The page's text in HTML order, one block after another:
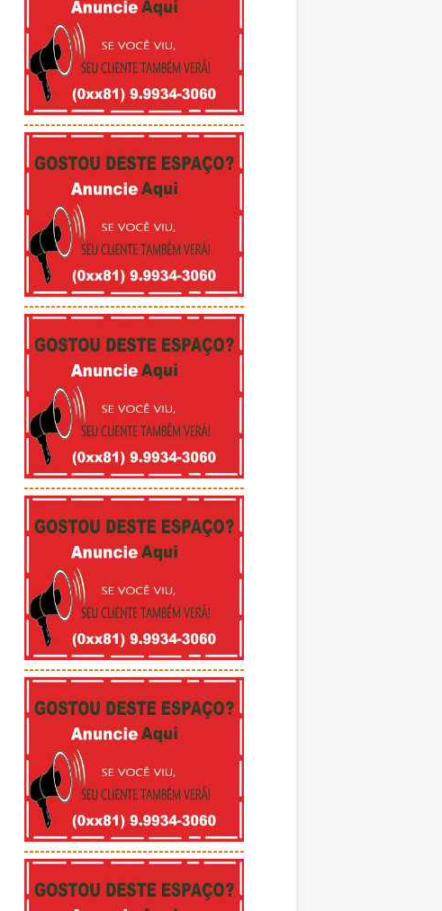
-----------------------------------------
-----------------------------------------
-----------------------------------------
-----------------------------------------
-----------------------------------------